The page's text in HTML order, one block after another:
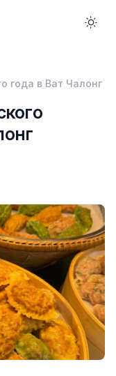
года в Ват Чалонг